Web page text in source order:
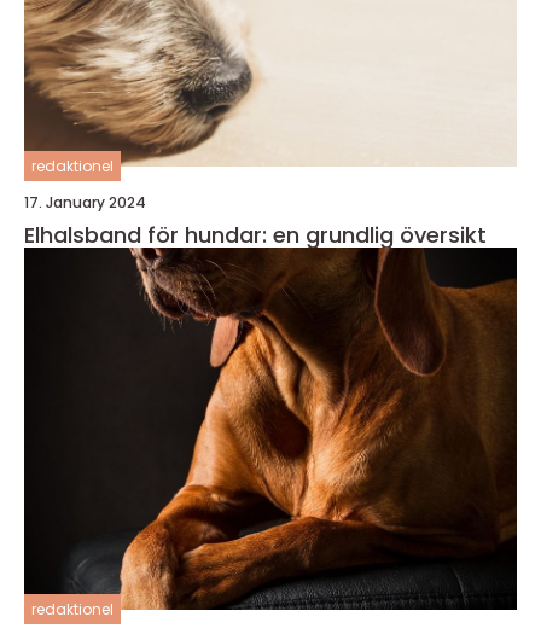
redaktionel
17. January 2024
Elhalsband för hundar: en grundlig översikt
redaktionel